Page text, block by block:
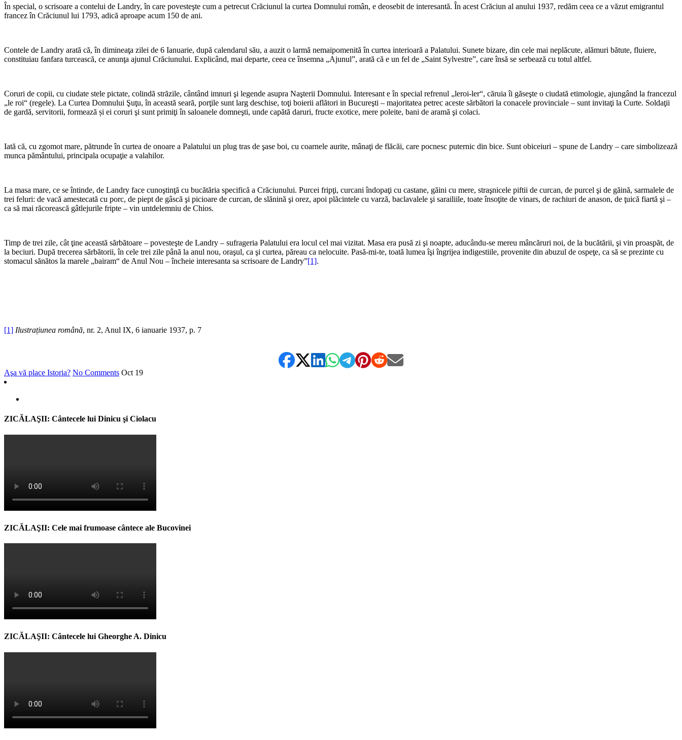
În special, o scrisoare a contelui de Landry, în care povesteşte cum a petrecut Crăciunul la curtea Domnului român, e deosebit de in­teresantă. În acest Crăciun al anului 1937, redăm ceea ce a văzut emigrantul
francez în Crăciunul lui 1793, adică aproape acum 150 de ani.
Contele de Landry arată că, în dimineaţa zilei de 6 Ianuarie, după calendarul său, a auzit o larmă nemaipomenită în curtea interioară a Palatului. Sunete bi­zare, din cele mai neplăcute, ală­muri bătute, fluiere,
constituiau fanfara turcească, ce anunţa aju­nul Crăciunului. Explicând, mai de­parte, ceea ce însemna „Ajunul”, arată că e un fel de „Saint Sylvestre”, care însă se serbează cu totul altfel.
Coruri de copii, cu ciudate stele pictate, colindă străzile, cântând imnuri şi legende asupra Naşterii Domnului. Interesant e în special refrenul „leroi-ler“, căruia îi gă­seşte o ciudată etimologie, ajun­gând la francezul
„le roi“ (regele). La Curtea Domnului Şuţu, în această seară, porţile sunt larg des­chise, toţi boierii aflători in Bucu­reşti – majoritatea petrec aceste sărbători la conacele provinciale – sunt invitaţi la Curte. Soldaţii
de gardă, servitorii, for­mează și ei coruri şi sunt primiţi în saloanele domneşti, unde capătă daruri, fructe exotice, mere poleite, bani de aramă şi colaci.
Iată că, cu zgomot mare, pă­trunde în curtea de onoare a Pa­latului un plug tras de şase boi, cu coarnele aurite, mânaţi de flă­căi, care pocnesc puternic din bice. Sunt obiceiuri – spune de Landry – care simbolizează
munca pă­mântului, principala ocupaţie a valahilor.
La masa mare, ce se întinde, de Landry face cunoştinţă cu bucă­tăria specifică a Crăciunului. Pur­cei fripţi, curcani îndopaţi cu cas­tane, găini cu mere, straşnicele piftii de curcan, de purcel şi de găină, sarmalele de
trei feluri: de vacă amestecată cu porc, de piept de gâscă şi picioare de curcan, de slănină şi orez, apoi plăcintele cu varză, baclavalele şi sarailiile, toate însoţite de vinars, de ra­chiuri de anason, de ţuică fiartă şi –
ca să mai răcorească gâtlejurile fripte – vin untdelemniu de Chios.
Timp de trei zile, cât ţine această sărbătoare – povesteşte de Landry – sufrageria Palatului era locul cel mai vizitat. Masa era pusă zi şi noapte, aducându-se mereu mâncăruri noi, de la bucă­tării, şi vin proaspăt, de
la beciuri. După trecerea sărbătorii, în cele trei zile până la anul nou, oraşul, ca şi curtea, păreau ca nelocuite. Pasă-mi-te, toată lumea îşi îngri­jea indigestiile, provenite din abu­zul de ospeţe, ca să se prezinte cu
stomacul sănătos la marele „bai­ram“ de Anul Nou – încheie inte­resanta sa scrisoare de Landry”[1].
[1] Ilustrațiunea română, nr. 2, Anul IX, 6 ianuarie 1937, p. 7
Aşa vă place Istoria? No Comments Oct 19
ZICĂLAŞII: Cântecele lui Dinicu şi Ciolacu
ZICĂLAŞII: Cele mai frumoase cântece ale Bucovinei
ZICĂLAŞII: Cântecele lui Gheorghe A. Dinicu